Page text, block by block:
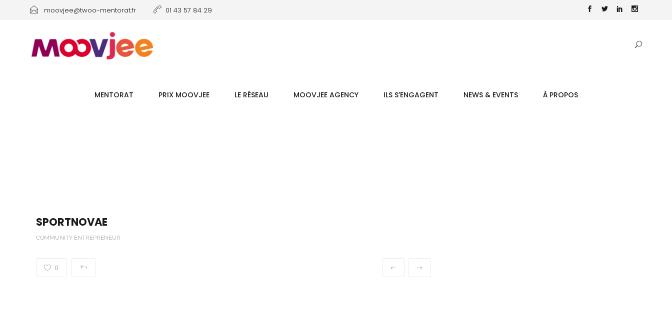
moovjee@twoo-mentorat.fr 01 43 57 84 29
MENTORAT PRIX MOOVJEE LE RÉSEAU MOOVJEE AGENCY ILS S’ENGAGENT NEWS & EVENTS À PROPOS
SPORTNOVAE
COMMUNITY ENTREPRENEUR
0